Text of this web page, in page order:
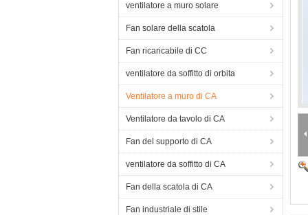
ventilatore a muro solare
Fan solare della scatola
Fan ricaricabile di CC
ventilatore da soffitto di orbita
Ventilatore a muro di CA
Ventilatore da tavolo di CA
Fan del supporto di CA
ventilatore da soffitto di CA
Fan della scatola di CA
Fan industriale di stile